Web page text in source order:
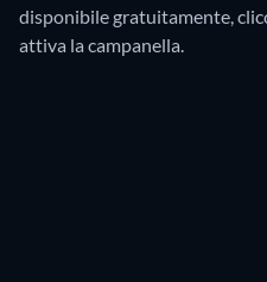
disponibile gratuitamente,
attiva la campanella.